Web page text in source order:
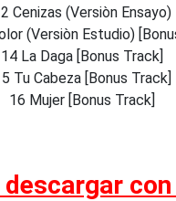
Cenizas (Versiòn Ensayo)
(Versiòn Estudio)
14 La Daga [Bonus Track]
Tu Cabeza [Bonus Track]
16 Mujer [Bonus Track]